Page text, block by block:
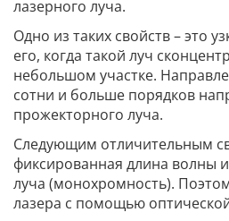
лазерного луча.
Одно из таких свойств – это
его, когда такой луч
небольшом участке.
сотни и больше порядков
прожекторного луча.
Следующим отличительным
фиксированная длина волны
луча (монохромность).
лазера с помощью